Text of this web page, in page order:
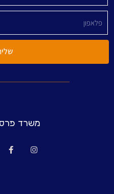
משרד